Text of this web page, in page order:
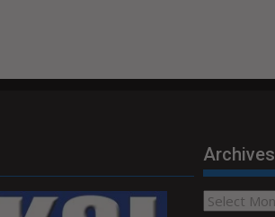
Archives
Archives